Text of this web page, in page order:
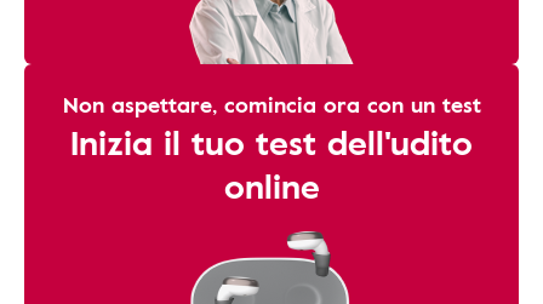
Non aspettare, comincia ora con un test
Inizia il tuo test dell'udito
online